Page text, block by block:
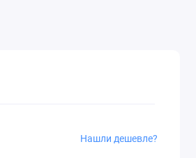
Нашли дешевле?